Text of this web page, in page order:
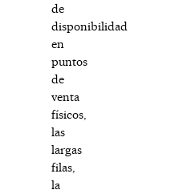
de
disponibilidad
en
puntos
de
venta
físicos,
las
largas
filas,
la